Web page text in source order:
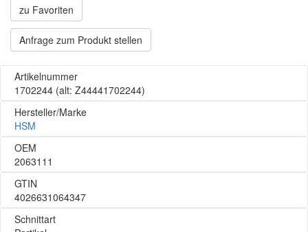
zu Favoriten
Anfrage zum Produkt stellen
Artikelnummer
1702244 (alt: Z44441702244)
Hersteller/Marke
HSM
OEM
2063111
GTIN
4026631064347
Schnittart